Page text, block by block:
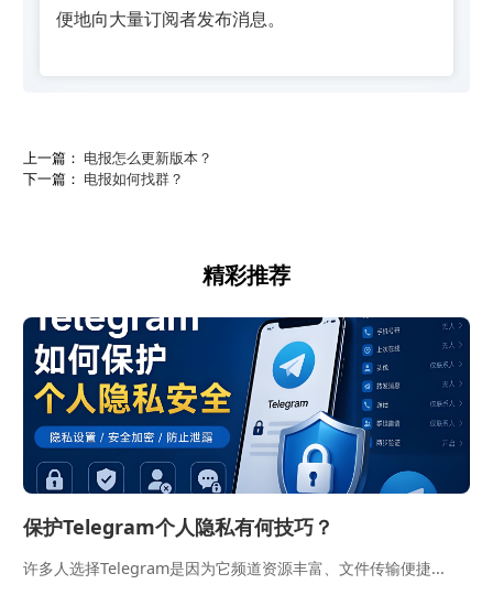
便地向大量订阅者发布消息。
上一篇： 电报怎么更新版本？
下一篇： 电报如何找群？
精彩推荐
保护Telegram个人隐私有何技巧？
许多人选择Telegram是因为它频道资源丰富、文件传输便捷...